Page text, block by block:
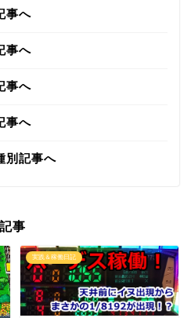
事へ
事へ
事へ
事へ
別記事へ
事
実践＆稼働日記